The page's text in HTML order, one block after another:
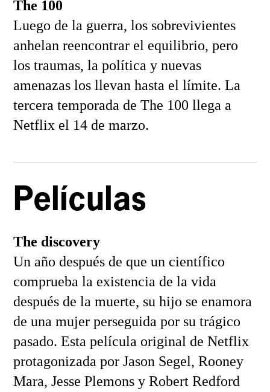
The 100
Luego de la guerra, los sobrevivientes
anhelan reencontrar el equilibrio, pero
los traumas, la política y nuevas
amenazas los llevan hasta el límite. La
tercera temporada de The 100 llega a
Netflix el 14 de marzo.
Películas
The discovery
Un año después de que un científico
comprueba la existencia de la vida
después de la muerte, su hijo se enamora
de una mujer perseguida por su trágico
pasado. Esta película original de Netflix
protagonizada por Jason Segel, Rooney
Mara, Jesse Plemons y Robert Redford